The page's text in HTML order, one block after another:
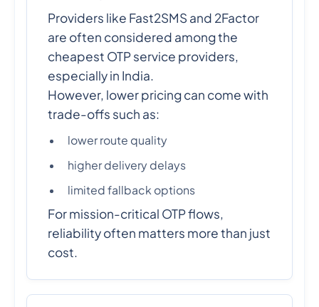
Providers like Fast2SMS and 2Factor
are often considered among the
cheapest OTP service providers,
especially in India.
However, lower pricing can come with
trade-offs such as:
lower route quality
higher delivery delays
limited fallback options
For mission-critical OTP flows,
reliability often matters more than just
cost.